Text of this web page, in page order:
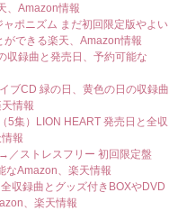
、Amazon情報
ポニズム まだ初回限定版やよい
ができる楽天、Amazon情報
収録曲と発売日、予約可能な
ブCD 緑の日、黄色の日の収録曲
情報
5集）LION HEART 発売日と全収
報
／ストレスフリー 初回限定盤
なAmazon、楽天情報
収録曲とグッズ付きBOXやDVD
、楽天情報